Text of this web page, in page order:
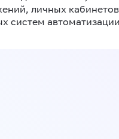
личных
систем автоматизации